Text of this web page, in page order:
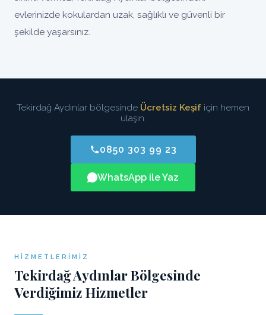
evlerinizde kokulardan uzak, sağlıklı ve güvenli bir
şekilde yaşarsınız.
Tekirdağ Aydınlar bölgesinde Ücretsiz Keşif için hemen
ulaşın.
0850 303 99 23
WhatsApp ile Yaz
HIZMETLERIMIZ
Tekirdağ Aydınlar Bölgesinde
Verdiğimiz Hizmetler